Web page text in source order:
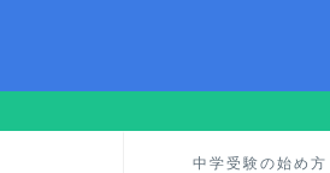
中学受験の始め方